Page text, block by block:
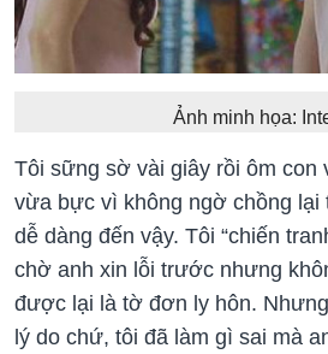
Ảnh minh họa:
Tôi sững sờ vài giây rồi ôm con
vừa bực vì không ngờ chồng lại
dễ dàng đến vậy. Tôi “chiến
chờ anh xin lỗi trước nhưng
được lại là tờ đơn ly hôn.
lý do chứ, tôi đã làm gì sai mà